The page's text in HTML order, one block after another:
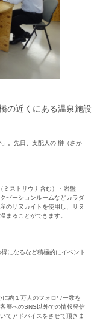
の近くにある温泉施設
。先日、支配人の 榊（さか
ミストサウナ含む）・岩盤
ゼーションルームなどカラダ
のサヌカイトを使用し、サヌ
まることができます。
になるなど積極的にイベント
約１万人のフォロワー数を
層へのSNS以外での情報発信
てアドバイスをさせて頂きま